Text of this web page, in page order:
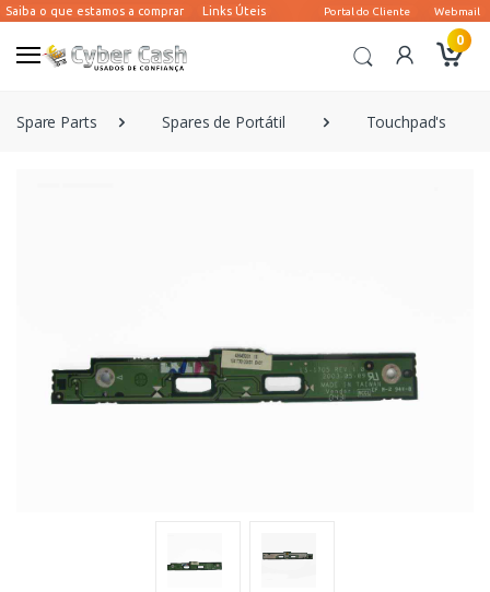
0
Spare Parts Spares de Portátil Touchpad's